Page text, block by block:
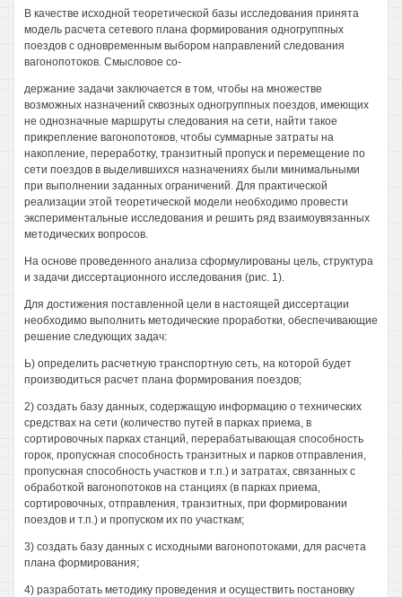
В качестве исходной теоретической базы исследования принята
модель расчета сетевого плана формирования одногруппных
поездов с одновременным выбором направлений следования
вагонопотоков. Смысловое со-
держание задачи заключается в том, чтобы на множестве
возможных назначений сквозных одногруппных поездов, имеющих
не однозначные маршруты следования на сети, найти такое
прикрепление вагонопотоков, чтобы суммарные затраты на
накопление, переработку, транзитный пропуск и перемещение по
сети поездов в выделившихся назначениях были минимальными
при выполнении заданных ограничений. Для практической
реализации этой теоретической модели необходимо провести
экспериментальные исследования и решить ряд взаимоувязанных
методических вопросов.
На основе проведенного анализа сформулированы цель, структура
и задачи диссертационного исследования (рис. 1).
Для достижения поставленной цели в настоящей диссертации
необходимо выполнить методические проработки, обеспечивающие
решение следующих задач:
Ь) определить расчетную транспортную сеть, на которой будет
производиться расчет плана формирования поездов;
2) создать базу данных, содержащую информацию о технических
средствах на сети (количество путей в парках приема, в
сортировочных парках станций, перерабатывающая способность
горок, пропускная способность транзитных и парков отправления,
пропускная способность участков и т.п.) и затратах, связанных с
обработкой вагонопотоков на станциях (в парках приема,
сортировочных, отправления, транзитных, при формировании
поездов и т.п.) и пропуском их по участкам;
3) создать базу данных с исходными вагонопотоками, для расчета
плана формирования;
4) разработать методику проведения и осуществить постановку